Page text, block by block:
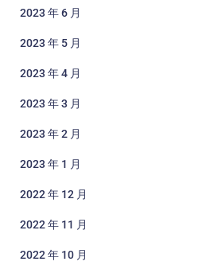
2023 年 6 月
2023 年 5 月
2023 年 4 月
2023 年 3 月
2023 年 2 月
2023 年 1 月
2022 年 12 月
2022 年 11 月
2022 年 10 月